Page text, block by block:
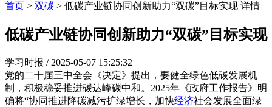
首页 > 双碳 > 低碳产业链协同创新助力“双碳”目标实现 详情
低碳产业链协同创新助力“双碳”目标实现
学习时报 / 2025-05-07 15:25:32
党的二十届三中全会《决定》提出，要健全绿色低碳发展机
制，积极稳妥推进碳达峰碳中和。2025年《政府工作报告》明
确将“协同推进降碳减污扩绿增长，加快经济社会发展全面绿